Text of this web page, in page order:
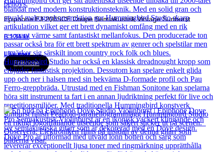
Epiphone EJ-200SCE Coupe Semiakustisk Vintage Sunburst
6 134kr
Läs mer
Epiphone